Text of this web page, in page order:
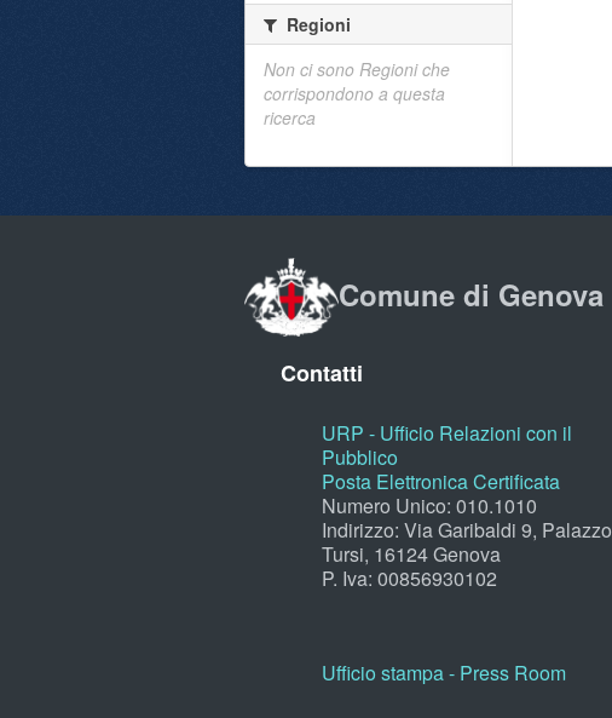
Regioni
Non ci sono Regioni che
corrispondono a questa
ricerca
Comune di Genova
Contatti
URP - Ufficio Relazioni con il
Pubblico
Posta Elettronica Certificata
Numero Unico: 010.1010
Indirizzo: Via Garibaldi 9, Palazzo
Tursi, 16124 Genova
P. Iva: 00856930102
Ufficio stampa - Press Room